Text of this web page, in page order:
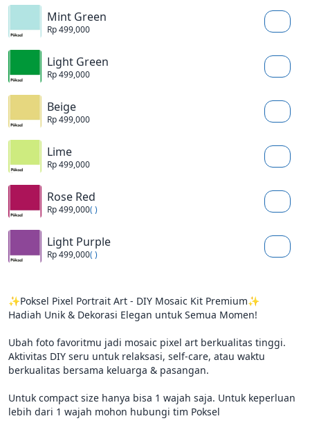
Mint Green
Rp 499,000
Light Green
Rp 499,000
Beige
Rp 499,000
Lime
Rp 499,000
Rose Red
Rp 499,000( )
Light Purple
Rp 499,000( )
✨Poksel Pixel Portrait Art - DIY Mosaic Kit Premium✨
Hadiah Unik & Dekorasi Elegan untuk Semua Momen!
Ubah foto favoritmu jadi mosaic pixel art berkualitas tinggi.
Aktivitas DIY seru untuk relaksasi, self-care, atau waktu
berkualitas bersama keluarga & pasangan.
Untuk compact size hanya bisa 1 wajah saja. Untuk keperluan
lebih dari 1 wajah mohon hubungi tim Poksel